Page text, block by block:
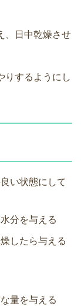
、日中乾燥させ
りするようにし
い状態にして
分を与える
したら与える
量を与える